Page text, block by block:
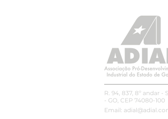
R. 94, 837, 8º andar -
- GO, CEP 74080-100
Email: